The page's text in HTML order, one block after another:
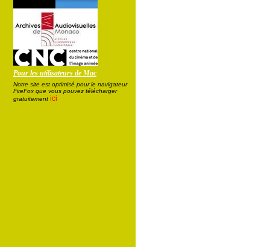
Pour les utilisateurs de Mac
Notre site est optimisé pour le navigateur
FireFox que vous pouvez télécharger
gratuitement ici